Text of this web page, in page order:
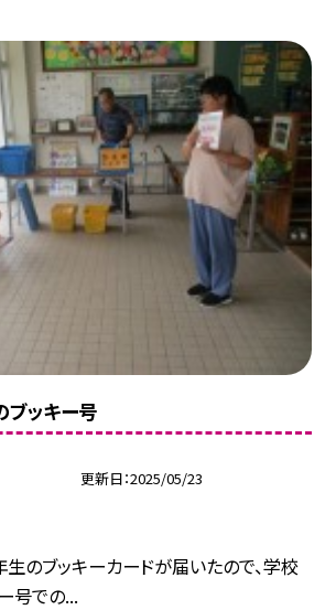
ッキー号
更新日 2025/05/23
生のブッキーカードが届いたので、学校
号での...